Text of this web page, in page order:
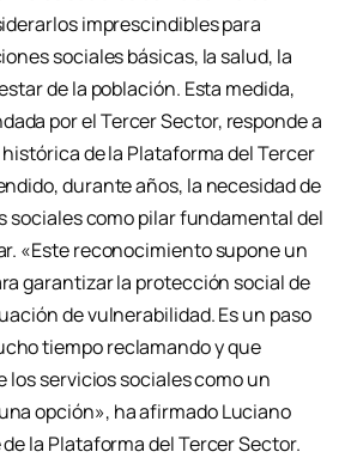
imprescindibles para
sociales básicas, la salud, la
de la población. Esta medida,
por el Tercer Sector, responde a
de la Plataforma del Tercer
durante años, la necesidad de
sociales como pilar fundamental del
«Este reconocimiento supone un
garantizar la protección social de
de vulnerabilidad. Es un paso
tiempo reclamando y que
los servicios sociales como un
opción», ha afirmado Luciano
la Plataforma del Tercer Sector.